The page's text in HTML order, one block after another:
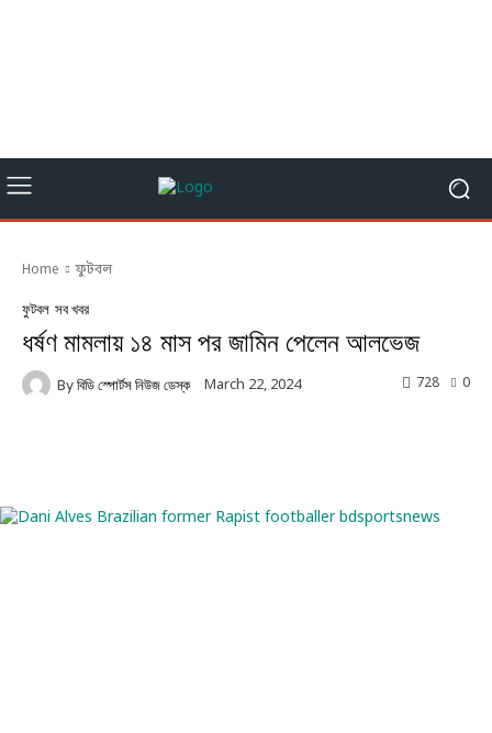
Home ফুটবল
ফুটবল সব খবর
ধর্ষণ মামলায় ১৪ মাস পর জামিন পেলেন আলভেজ
By বিডি স্পোর্টস নিউজ ডেস্ক March 22, 2024 0
728